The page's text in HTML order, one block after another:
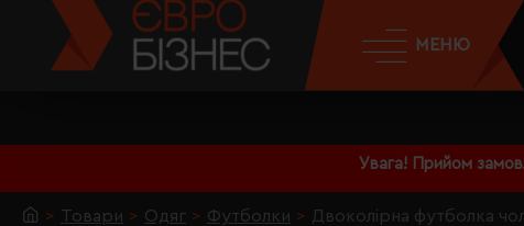
Увага! Прийом
МЕНЮ
Товари Одяг Футболки Двоколірна футболка